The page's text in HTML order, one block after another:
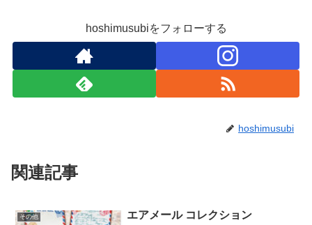
hoshimusubiをフォローする
hoshimusubi
関連記事
その他 エアメール コレクション